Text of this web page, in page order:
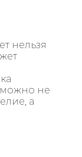
нельзя
можно не
а